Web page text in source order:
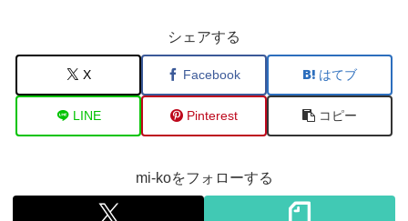
シェアする
X Facebook はてブ
LINE Pinterest コピー
mi-koをフォローする